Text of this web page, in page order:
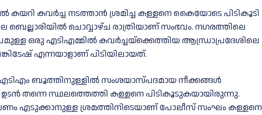
കയറി കവർച്ച നടത്താൻ ശ്രമിച്ച കള്ളനെ കൈയോടെ പിടികൂടി
ചൊവ്വാഴ്ച രാത്രിയാണ് സംഭവം. നഗരത്തിലെ
ഒരു എടിഎമ്മിൽ കവര്‍ച്ചയ്ക്കെത്തിയ ആന്ധ്രാപ്രദേശിലെ
എന്നയാളാണ് പിടിയിലായത്.
എടിഎം ബൂത്തിനുള്ളിൽ സംശയാസ്പദമായ നീക്കങ്ങൾ
ഉടൻ തന്നെ സ്ഥലത്തെത്തി കള്ളനെ പിടികൂടുകയായിരുന്നു.
എടുക്കാനുള്ള ശ്രമത്തിനിടെയാണ് പോലീസ് സംഘം കള്ളനെ